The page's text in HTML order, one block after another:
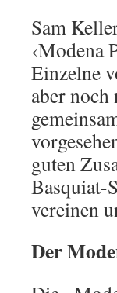
Sam
‹Modena
Einzelne
aber
guten
Basquiat-
vereinen
Der